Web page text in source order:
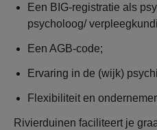
Een BIG-registratie als
psycholoog/
Een AGB-code;
Ervaring in de (wijk)
Flexibiliteit en
Rivierduinen faciliteert je